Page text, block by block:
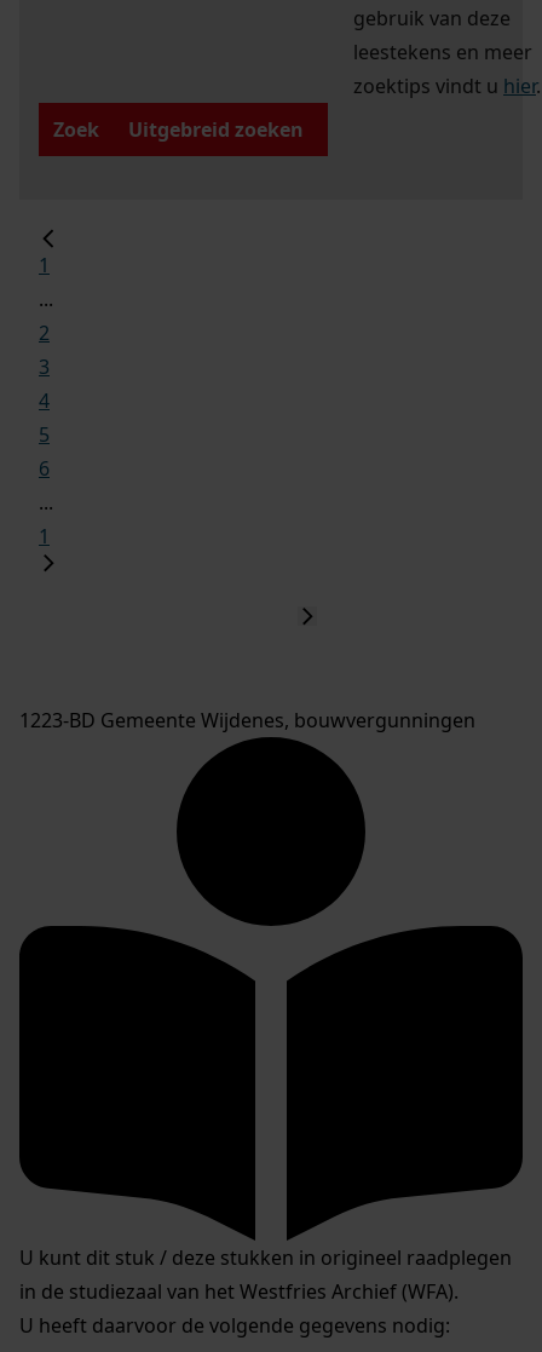
gebruik van deze
leestekens en meer
zoektips vindt u hier.
Zoek
Uitgebreid zoeken
1
...
2
3
4
5
6
...
1
1223-BD Gemeente Wijdenes, bouwvergunningen
U kunt dit stuk / deze stukken in origineel raadplegen
in de studiezaal van het Westfries Archief (WFA).
U heeft daarvoor de volgende gegevens nodig: